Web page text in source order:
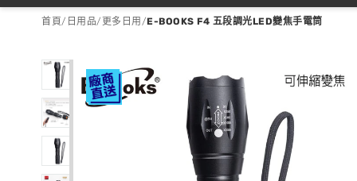
首頁/ 日用品/ 更多日用 /E-BOOKS F4 五段調光LED變焦手電筒